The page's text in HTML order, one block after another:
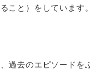
こと）をしています。
過去のエピソードを